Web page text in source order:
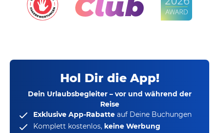
Hol Dir die App!
Dein Urlaubsbegleiter – vor und während der
Reise
Exklusive App-Rabatte auf Deine Buchungen
Komplett kostenlos, keine Werbung